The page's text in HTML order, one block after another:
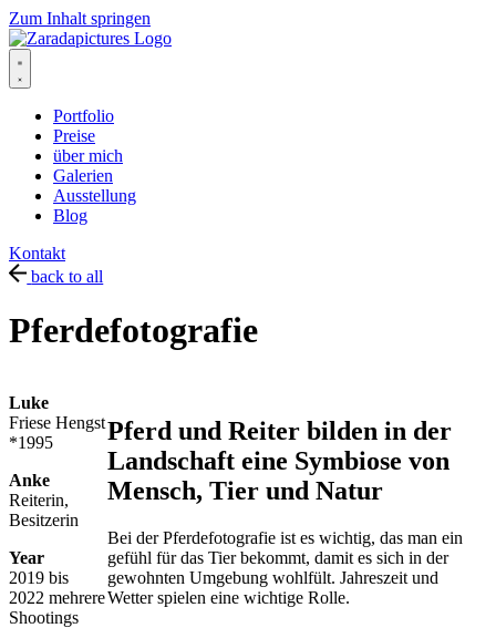
Zum Inhalt springen
Portfolio
Preise
über mich
Galerien
Ausstellung
Blog
Kontakt
back to all
Pferdefotografie
Luke
Friese Hengst
*1995
Anke
Reiterin,
Besitzerin
Year
2019 bis
2022 mehrere
Shootings
Pferd und Reiter bilden in der
Landschaft eine Symbiose von
Mensch, Tier und Natur
Bei der Pferdefotografie ist es wichtig, das man ein
gefühl für das Tier bekommt, damit es sich in der
gewohnten Umgebung wohlfült. Jahreszeit und
Wetter spielen eine wichtige Rolle.